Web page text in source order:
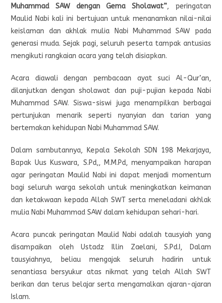
Muhammad SAW dengan Gema Sholawat”, peringatan
Maulid Nabi kali ini bertujuan untuk menanamkan nilai-nilai
keislaman dan akhlak mulia Nabi Muhammad SAW pada
generasi muda. Sejak pagi, seluruh peserta tampak antusias
mengikuti rangkaian acara yang telah disiapkan.
Acara diawali dengan pembacaan ayat suci Al-Qur’an,
dilanjutkan dengan sholawat dan puji-pujian kepada Nabi
Muhammad SAW. Siswa-siswi juga menampilkan berbagai
pertunjukan menarik seperti nyanyian dan tarian yang
bertemakan kehidupan Nabi Muhammad SAW.
Dalam sambutannya, Kepala Sekolah SDN 198 Mekarjaya,
Bapak Uus Kuswara, S.Pd,, M.M.Pd, menyampaikan harapan
agar peringatan Maulid Nabi ini dapat menjadi momentum
bagi seluruh warga sekolah untuk meningkatkan keimanan
dan ketakwaan kepada Allah SWT serta meneladani akhlak
mulia Nabi Muhammad SAW dalam kehidupan sehari-hari.
Acara puncak peringatan Maulid Nabi adalah tausyiah yang
disampaikan oleh Ustadz Illin Zaelani, S.Pd.I, Dalam
tausyiahnya, beliau mengajak seluruh hadirin untuk
senantiasa bersyukur atas nikmat yang telah Allah SWT
berikan dan terus belajar serta mengamalkan ajaran-ajaran
Islam.